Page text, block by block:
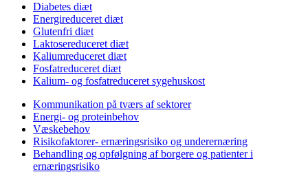
Diabetes diæt
Energireduceret diæt
Glutenfri diæt
Laktosereduceret diæt
Kaliumreduceret diæt
Fosfatreduceret diæt
Kalium- og fosfatreduceret sygehuskost
Kommunikation på tværs af sektorer
Energi- og proteinbehov
Væskebehov
Risikofaktorer- ernæringsrisiko og underernæring
Behandling og opfølgning af borgere og patienter i
ernæringsrisiko